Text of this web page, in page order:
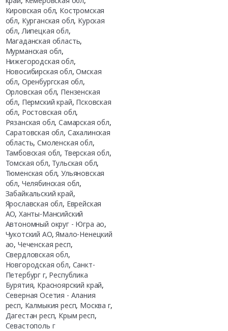
Кировская обл, Костромская
обл, Курганская обл, Курская
обл,Липецкая обл,
Магаданская область,
Мурманская обл,
Нижегородская обл,
Новосибирская обл,Омская
обл, Оренбургская обл,
Орловская обл, Пензенская
обл, Пермский край, Псковская
обл, Ростовская обл,
Рязанская обл,Самарская обл,
Саратовская обл, Сахалинская
область,Смоленская обл,
Тамбовская обл, Тверская обл,
Томская обл, Тульская обл,
Тюменская обл,Ульяновская
обл, Челябинская обл,
Забайкальский край,
Ярославская обл, Еврейская
АО, Ханты-Мансийский
Автономный округ - Югра ао,
Чукотский АО,Ямало-Ненецкий
ао, Чеченская респ,
Свердловская обл,
Новгородская обл, Санкт-
Петербург г, Республика
Бурятия, Красноярский край,
Северная Осетия - Алания
респ, Калмыкия респ, Москва г,
Дагестан респ, Крым респ,
Севастополь г